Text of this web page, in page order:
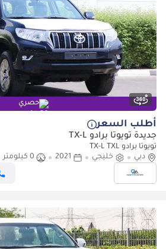
حصري
أطلب السعر
جديدة تويوتا برادو TX-L
تويوتا برادو TX-L TXL
دبي
خليجي 2021
0 كيلومتر